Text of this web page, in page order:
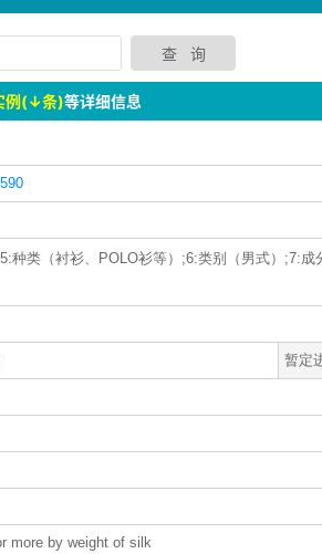
例(↓条)等详细信息
类（衬衫、POLO衫等）;6:类别（男式）;7:成
暂定
more by weight of silk